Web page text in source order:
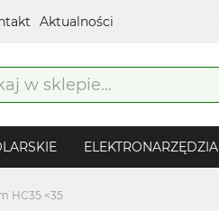
Aktualności
ELEKTRONARZĘDZIA
HC35 <35